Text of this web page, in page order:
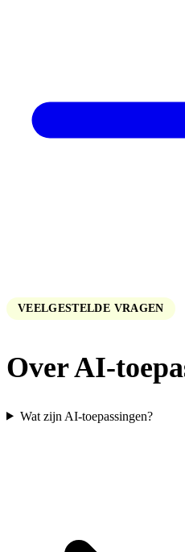
VEELGESTELDE VRAGEN
Over AI-
Wat zijn AI-toepassingen?